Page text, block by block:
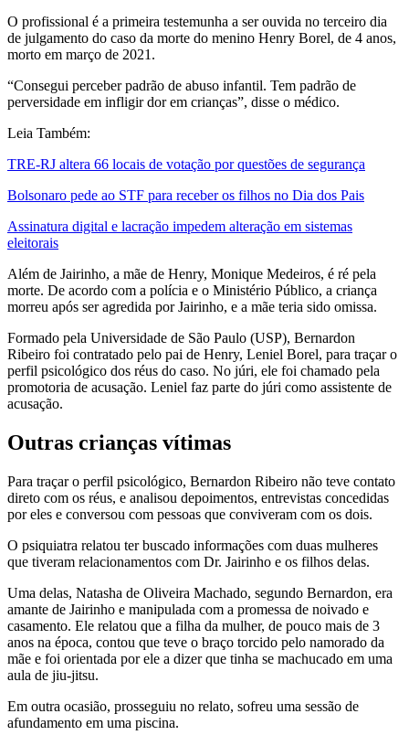
O profissional é a primeira testemunha a ser ouvida no terceiro dia
de julgamento do caso da morte do menino Henry Borel, de 4 anos,
morto em março de 2021.
“Consegui perceber padrão de abuso infantil. Tem padrão de
perversidade em infligir dor em crianças”, disse o médico.
Leia Também:
TRE-RJ altera 66 locais de votação por questões de segurança
Bolsonaro pede ao STF para receber os filhos no Dia dos Pais
Assinatura digital e lacração impedem alteração em sistemas
eleitorais
Além de Jairinho, a mãe de Henry, Monique Medeiros, é ré pela
morte. De acordo com a polícia e o Ministério Público, a criança
morreu após ser agredida por Jairinho, e a mãe teria sido omissa.
Formado pela Universidade de São Paulo (USP), Bernardon
Ribeiro foi contratado pelo pai de Henry, Leniel Borel, para traçar o
perfil psicológico dos réus do caso. No júri, ele foi chamado pela
promotoria de acusação. Leniel faz parte do júri como assistente de
acusação.
Outras crianças vítimas
Para traçar o perfil psicológico, Bernardon Ribeiro não teve contato
direto com os réus, e analisou depoimentos, entrevistas concedidas
por eles e conversou com pessoas que conviveram com os dois.
O psiquiatra relatou ter buscado informações com duas mulheres
que tiveram relacionamentos com Dr. Jairinho e os filhos delas.
Uma delas, Natasha de Oliveira Machado, segundo Bernardon, era
amante de Jairinho e manipulada com a promessa de noivado e
casamento. Ele relatou que a filha da mulher, de pouco mais de 3
anos na época, contou que teve o braço torcido pelo namorado da
mãe e foi orientada por ele a dizer que tinha se machucado em uma
aula de jiu-jitsu.
Em outra ocasião, prosseguiu no relato, sofreu uma sessão de
afundamento em uma piscina.